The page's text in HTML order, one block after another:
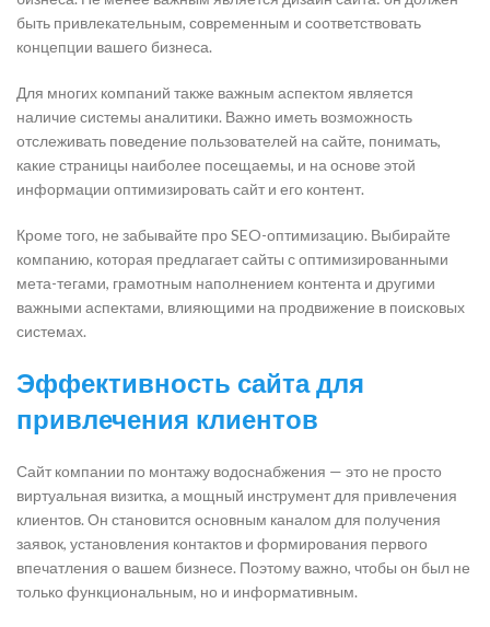
быть привлекательным, современным и соответствовать
концепции вашего бизнеса.
Для многих компаний также важным аспектом является
наличие системы аналитики. Важно иметь возможность
отслеживать поведение пользователей на сайте, понимать,
какие страницы наиболее посещаемы, и на основе этой
информации оптимизировать сайт и его контент.
Кроме того, не забывайте про SEO-оптимизацию. Выбирайте
компанию, которая предлагает сайты с оптимизированными
мета-тегами, грамотным наполнением контента и другими
важными аспектами, влияющими на продвижение в поисковых
системах.
Эффективность сайта для
привлечения клиентов
Сайт компании по монтажу водоснабжения — это не просто
виртуальная визитка, а мощный инструмент для привлечения
клиентов. Он становится основным каналом для получения
заявок, установления контактов и формирования первого
впечатления о вашем бизнесе. Поэтому важно, чтобы он был не
только функциональным, но и информативным.